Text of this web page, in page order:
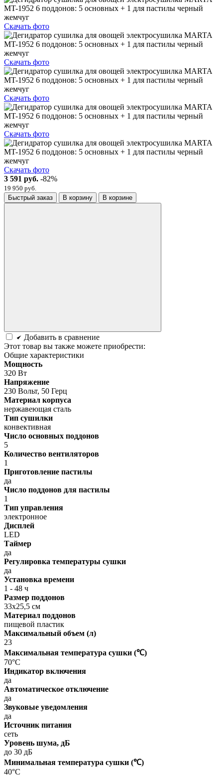
Скачать фото
Скачать фото
Скачать фото
Скачать фото
Скачать фото
3 591 руб. -82%
19 950 руб.
Быстрый заказ
В корзину В корзине
Добавить в сравнение
Этот товар вы также можете приобрести:
Общие характеристики
Мощность
320 Вт
Напряжение
230 Вольт, 50 Герц
Материал корпуса
нержавеющая сталь
Тип сушилки
конвективная
Число основных поддонов
5
Количество вентиляторов
1
Приготовление пастилы
да
Число поддонов для пастилы
1
Тип управления
электронное
Дисплей
LED
Таймер
да
Регулировка температуры сушки
да
Установка времени
1 - 48 ч
Размер поддонов
33х25,5 см
Материал поддонов
пищевой пластик
Максимальный объем (л)
23
Максимальная температура сушки (℃)
70°C
Индикатор включения
да
Автоматическое отключение
да
Звуковые уведомления
да
Источник питания
сеть
Уровень шума, дБ
до 30 дБ
Минимальная температура сушки (℃)
40°C